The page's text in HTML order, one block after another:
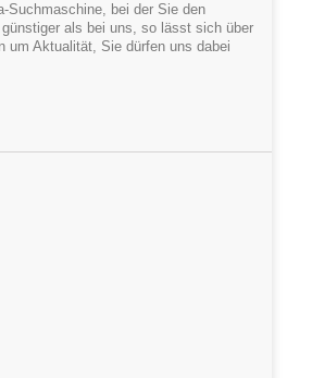
Suchmaschine, bei der Sie den
als bei uns, so lässt sich über
um Aktualität, Sie dürfen uns dabei